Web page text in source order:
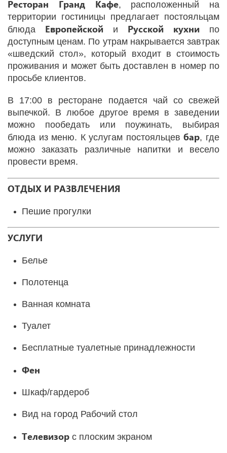
Ресторан Гранд Кафе, расположенный на
территории гостиницы предлагает постояльцам
блюда Европейской и Русской кухни по
доступным ценам. По утрам накрывается завтрак
«шведский стол», который входит в стоимость
проживания и может быть доставлен в номер по
просьбе клиентов.
В 17:00 в ресторане подается чай со свежей
выпечкой. В любое другое время в заведении
можно пообедать или поужинать, выбирая
блюда из меню. К услугам постояльцевбар, где
можно заказать различные напитки и весело
провести время.
ОТДЫХ И РАЗВЛЕЧЕНИЯ
Пешие прогулки
УСЛУГИ
Белье
Полотенца
Ванная комната
Туалет
Бесплатные туалетные принадлежности
Фен
Шкаф/гардероб
Вид на город Рабочий стол
Телевизор с плоским экраном